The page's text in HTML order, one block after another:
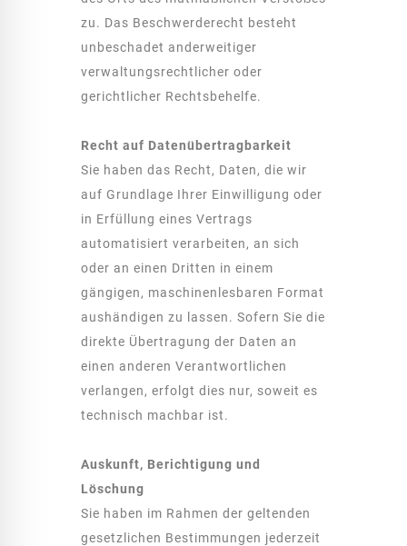
zu. Das Beschwerderecht besteht
unbeschadet anderweitiger
verwaltungsrechtlicher oder
gerichtlicher Rechtsbehelfe.
Recht auf Daten­übertrag­barkeit
Sie haben das Recht, Daten, die wir
auf Grundlage Ihrer Einwilligung oder
in Erfüllung eines Vertrags
automatisiert verarbeiten, an sich
oder an einen Dritten in einem
gängigen, maschinenlesbaren Format
aushändigen zu lassen. Sofern Sie die
direkte Übertragung der Daten an
einen anderen Verantwortlichen
verlangen, erfolgt dies nur, soweit es
technisch machbar ist.
Auskunft, Berichtigung und
Löschung
Sie haben im Rahmen der geltenden
gesetzlichen Bestimmungen jederzeit